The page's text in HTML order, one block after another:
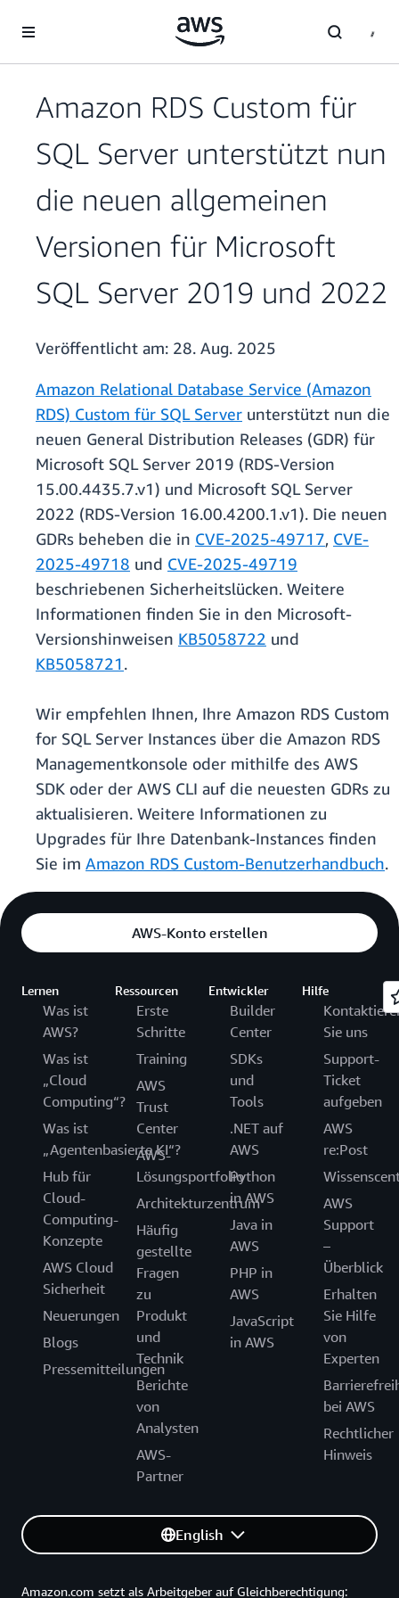
Überspringen zum Hauptinhalt
Amazon RDS Custom für
SQL Server unterstützt nun
die neuen allgemeinen
Versionen für Microsoft
SQL Server 2019 und 2022
Veröffentlicht am: 28. Aug. 2025
Amazon Relational Database Service (Amazon
RDS) Custom für SQL Server unterstützt nun die
neuen General Distribution Releases (GDR) für
Microsoft SQL Server 2019 (RDS-Version
15.00.4435.7.v1) und Microsoft SQL Server
2022 (RDS-Version 16.00.4200.1.v1). Die neuen
GDRs beheben die in CVE-2025-49717, CVE-
2025-49718 und CVE-2025-49719
beschriebenen Sicherheitslücken. Weitere
Informationen finden Sie in den Microsoft-
Versionshinweisen KB5058722 und
KB5058721.
Wir empfehlen Ihnen, Ihre Amazon RDS Custom
for SQL Server Instances über die Amazon RDS
Managementkonsole oder mithilfe des AWS
SDK oder der AWS CLI auf die neuesten GDRs zu
aktualisieren. Weitere Informationen zu
Upgrades für Ihre Datenbank-Instances finden
Sie im Amazon RDS Custom-Benutzerhandbuch.
AWS-Konto erstellen
Lernen
Was ist
AWS?
Was ist
„Cloud
Computing“?
Was ist
„Agentenbasierte KI“?
Hub für
Cloud-
Computing-
Konzepte
AWS Cloud
Sicherheit
Neuerungen
Blogs
Pressemitteilungen
Ressourcen
Erste
Schritte
Training
AWS
Trust
Center
AWS-
Lösungsportfolio
Architekturzentrum
Häufig
gestellte
Fragen
zu
Produkt
und
Technik
Berichte
von
Analysten
AWS-
Partner
Entwickler
Builder
Center
SDKs
und
Tools
.NET auf
AWS
Python
in AWS
Java in
AWS
PHP in
AWS
JavaScript
in AWS
Hilfe
Sie uns
Support-
Ticket
aufgeben
AWS
re:Post
AWS
Support
–
Überblick
Erhalten
Sie Hilfe
von
Experten
bei AWS
Rechtlicher
Hinweis
English
Amazon.com setzt als Arbeitgeber auf Gleichberechtigung: